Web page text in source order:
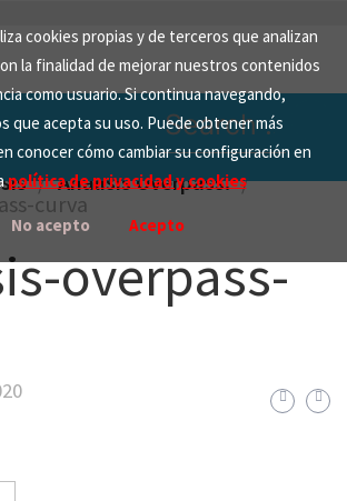
cookies propias y de terceros que analizan
la finalidad de mejorar nuestros contenidos
como usuario. Si continua navegando,
que acepta su uso. Puede obtener más
conocer cómo cambiar su configuración en
política de privacidad y cookies
No acepto Acepto
Search
for:
Análisis Overpass.
curva
overpass-